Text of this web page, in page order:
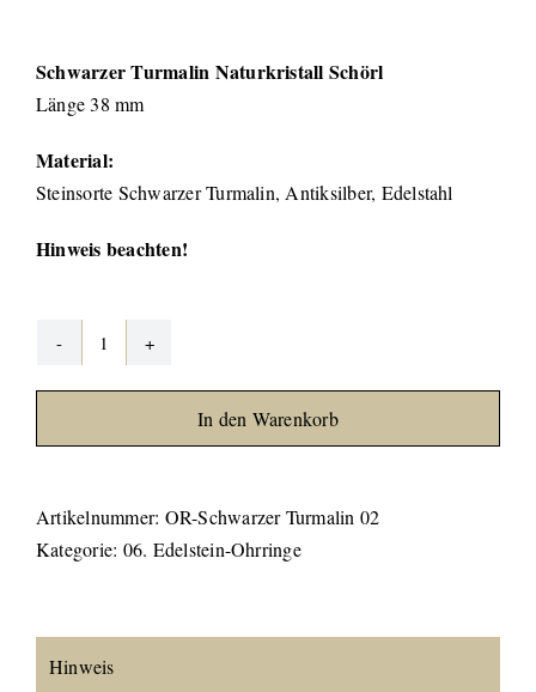
Schwarzer Turmalin Naturkristall Schörl
Länge 38 mm
Material:
Steinsorte Schwarzer Turmalin, Antiksilber, Edelstahl
Hinweis beachten!
Schwarzer
Turmalin
#02
Menge
In den Warenkorb
Artikelnummer: OR-Schwarzer Turmalin 02
Kategorie: 06. Edelstein-Ohrringe
Hinweis